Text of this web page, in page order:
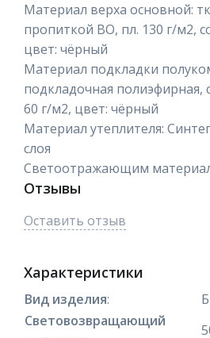
Материал верха основной:
пропиткой ВО, пл. 130 г/м2,
цвет: чёрный
Материал подкладки
подкладочная полиэфирная,
60 г/м2, цвет: чёрный
Материал утеплителя:
слоя
Светоотражающим
Отзывы
Оставить отзыв
Характеристики
Вид изделия:
Световозвращающий